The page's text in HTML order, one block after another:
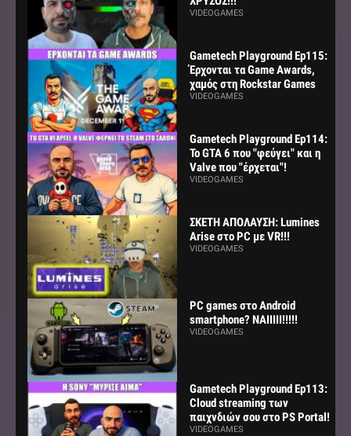
VIDEOGAMES
Gametech Playground Ep115:
Έρχονται τα Game Awards,
χαμός στη Rockstar Games
VIDEOGAMES
Gametech Playground Ep114:
Το GTA 6 που "φεύγει" και η
Valve που "έρχεται"!
VIDEOGAMES
ΣΚΕΤΗ ΑΠΟΛΑΥΣΗ: Lumines
Arise στο PC με VR!!!
VIDEOGAMES
PC games στο Android
smartphone? ΝΑΙΙΙΙΙ!!!!!
VIDEOGAMES
Gametech Playground Ep113:
Cloud streaming των
παιχνδιών σου στο PS Portal!
VIDEOGAMES